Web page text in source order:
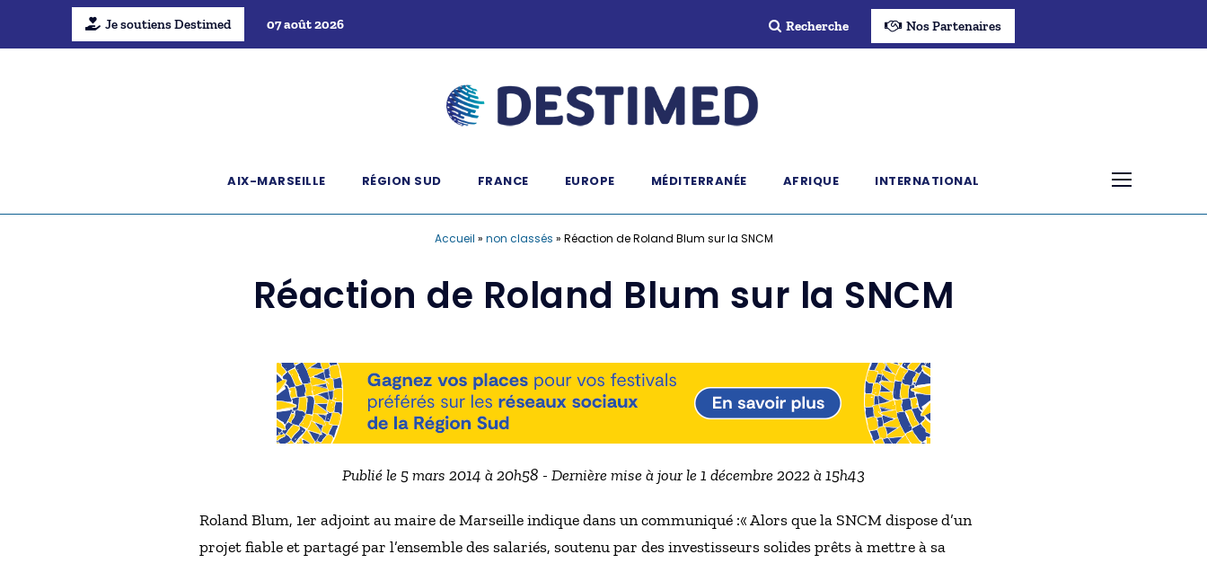
Je soutiens Destimed 07 août 2026 Recherche Nos Partenaires
AIX-MARSEILLE RÉGION SUD FRANCE EUROPE MÉDITERRANÉE AFRIQUE INTERNATIONAL
Accueil » non classés » Réaction de Roland Blum sur la SNCM
Réaction de Roland Blum sur la SNCM
Publié le 5 mars 2014 à 20h58 - Dernière mise à jour le 1 décembre 2022 à 15h43
Roland Blum, 1er adjoint au maire de Marseille indique dans un communiqué :« Alors que la SNCM dispose d’un
projet fiable et partagé par l’ensemble des salariés, soutenu par des investisseurs solides prêts à mettre à sa